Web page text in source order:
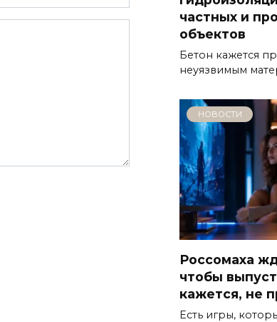
частных и
объектов
Бетон кажется
неуязвимым
НОВОСТИ
Россомаха
чтобы
кажется, не
Есть игры,